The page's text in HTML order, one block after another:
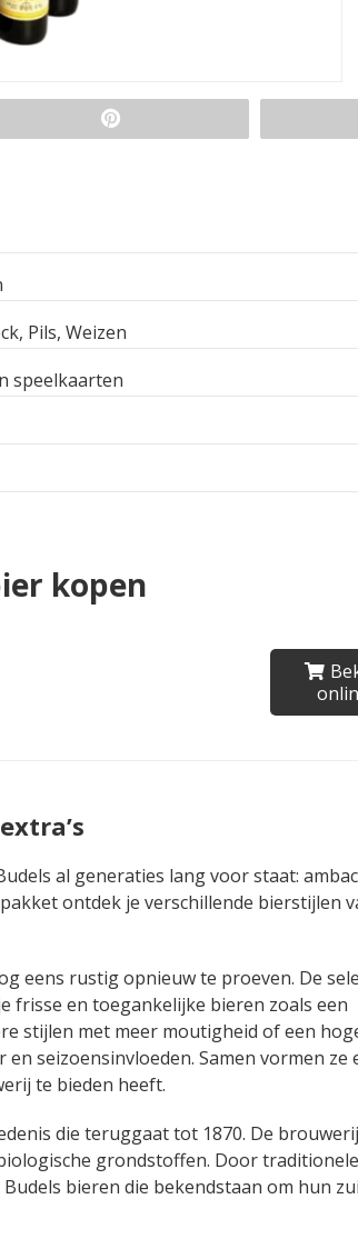
Pils, Weizen
speelkaarten
kopen
al generaties lang voor staat:
ontdek je verschillende bierstijlen
eens rustig opnieuw te proeven. De
frisse en toegankelijke bieren zoals een
stijlen met meer moutigheid of een
seizoensinvloeden. Samen vormen ze
te bieden heeft.
die teruggaat tot 1870. De
grondstoffen. Door traditionele
bieren die bekendstaan om hun